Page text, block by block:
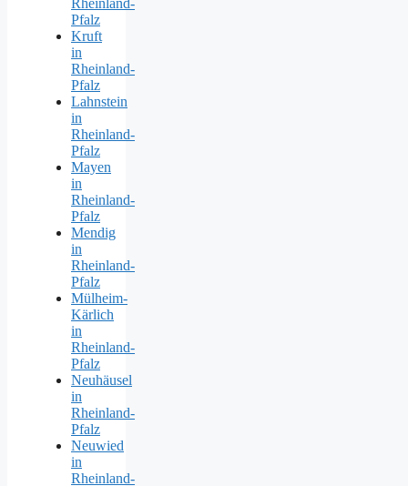
Pfalz
Kruft
in
Rheinland-
Pfalz
Lahnstein
in
Rheinland-
Pfalz
Mayen
in
Rheinland-
Pfalz
Mendig
in
Rheinland-
Pfalz
Mülheim-
Kärlich
in
Rheinland-
Pfalz
Neuhäusel
in
Rheinland-
Pfalz
Neuwied
in
Rheinland-